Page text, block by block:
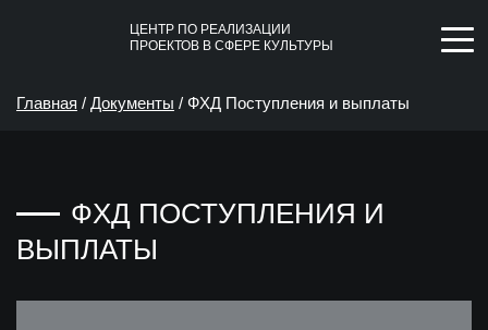
ЦЕНТР ПО РЕАЛИЗАЦИИ
ПРОЕКТОВ В СФЕРЕ КУЛЬТУРЫ
Главная / Документы / ФХД Поступления и выплаты
ФХД ПОСТУПЛЕНИЯ И
ВЫПЛАТЫ